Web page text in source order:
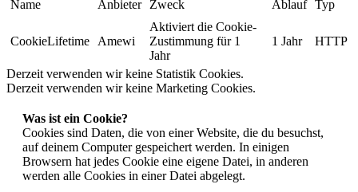
Name Anbieter Zweck Ablauf Typ
CookieLifetime Amewi
Aktiviert die Cookie-
Zustimmung für 1
Jahr
1 Jahr HTTP
Derzeit verwenden wir keine Statistik Cookies.
Derzeit verwenden wir keine Marketing Cookies.
Was ist ein Cookie?
Cookies sind Daten, die von einer Website, die du besuchst,
auf deinem Computer gespeichert werden. In einigen
Browsern hat jedes Cookie eine eigene Datei, in anderen
werden alle Cookies in einer Datei abgelegt.